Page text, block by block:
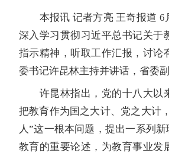
本报讯 记者方亮 王奇报道 6
深入学习贯彻习近平总书记关于
指示精神，听取工作汇报，讨论
委书记许昆林主持并讲话，省委
许昆林指出，党的十八大以
把教育作为国之大计、党之大计
人”这一根本问题，提出一系列
教育的重要论述，为教育事业发